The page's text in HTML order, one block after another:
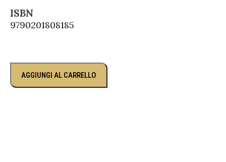
ISBN
9790201808185
AGGIUNGI AL CARRELLO